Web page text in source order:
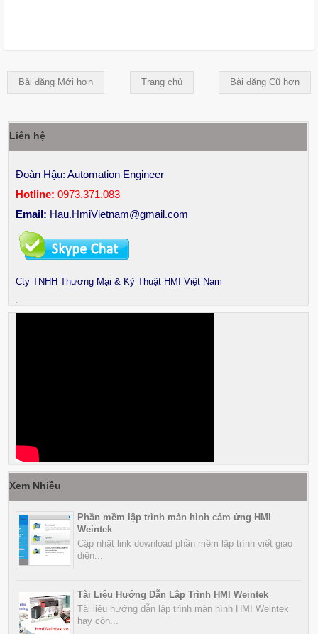
Bài đăng Mới hơn Bài đăng Cũ hơn
Trang chủ
Liên hệ
Đoàn Hậu: Automation Engineer
Hotline: 0973.371.083
Email: Hau.HmiVietnam@gmail.com
Cty TNHH Thương Mại & Kỹ Thuật HMI Việt Nam
Xem Nhiều
Phần mềm lập trình màn hình cảm ứng HMI
Weintek
Cập nhật link download phần mềm lập trình viết giao
diện...
Tài Liệu Hướng Dẫn Lập Trình HMI Weintek
Tài liệu hướng dẫn lập trình màn hình HMI Weintek
hay còn...